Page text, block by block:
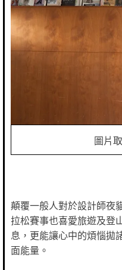
圖片
顛覆一般人對於設計師夜
拉松賽事也喜愛旅遊及登
息，更能讓心中的煩惱拋
面能量。